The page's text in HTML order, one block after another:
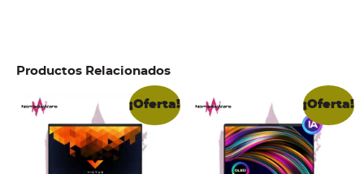
Productos Relacionados
¡Oferta! ¡Oferta!